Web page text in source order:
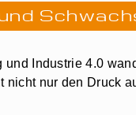
Industrie 4.0
nicht nur den Druck